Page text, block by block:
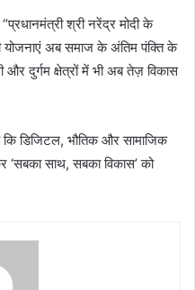
श्री नरेंद्र मोदी के
अब समाज के अंतिम पंक्ति के
और दुर्गम क्षेत्रों में भी अब तेज़ विकास
कि डिजिटल, भौतिक और सामाजिक
साथ, सबका विकास’ को